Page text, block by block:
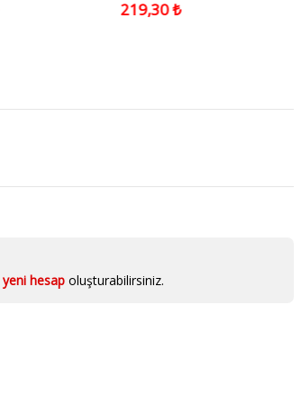
219,30 ₺
yeni hesapoluşturabilirsiniz.